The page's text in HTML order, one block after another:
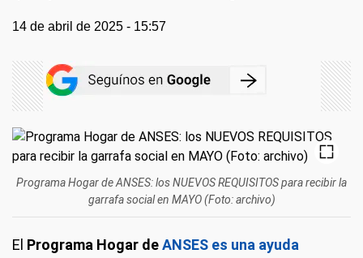
14 de abril de 2025 - 15:57
Programa Hogar de ANSES: los NUEVOS REQUISITOS para recibir la
garrafa social en MAYO (Foto: archivo)
El Programa Hogar deANSES es una ayuda